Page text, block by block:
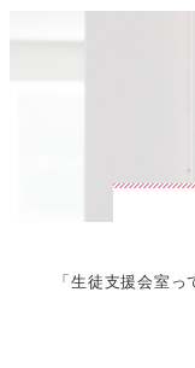
「生徒支援会室